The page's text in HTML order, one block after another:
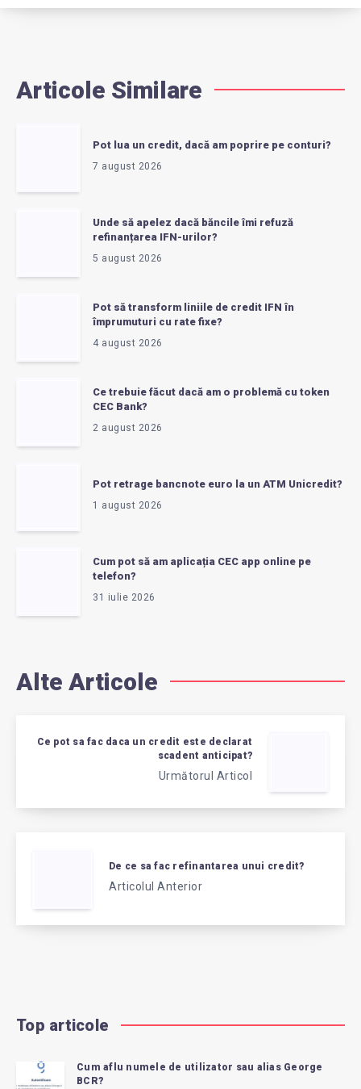
Articole Similare
Pot lua un credit, dacă am poprire pe conturi?
7 august 2026
Unde să apelez dacă băncile îmi refuză
refinanțarea IFN-urilor?
5 august 2026
Pot să transform liniile de credit IFN în
împrumuturi cu rate fixe?
4 august 2026
Ce trebuie făcut dacă am o problemă cu token
CEC Bank?
2 august 2026
Pot retrage bancnote euro la un ATM Unicredit?
1 august 2026
Cum pot să am aplicația CEC app online pe
telefon?
31 iulie 2026
Alte Articole
Ce pot sa fac daca un credit este declarat
scadent anticipat?
Următorul Articol
De ce sa fac refinantarea unui credit?
Articolul Anterior
Top articole
Cum aflu numele de utilizator sau alias George
BCR?